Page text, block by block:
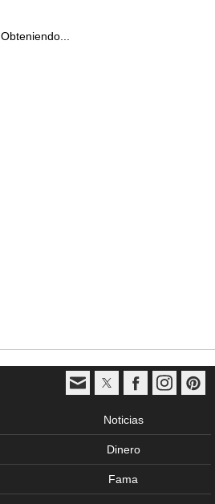
Obteniendo...
Noticias
Dinero
Fama